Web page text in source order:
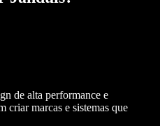
de alta performance e
criar marcas e sistemas que